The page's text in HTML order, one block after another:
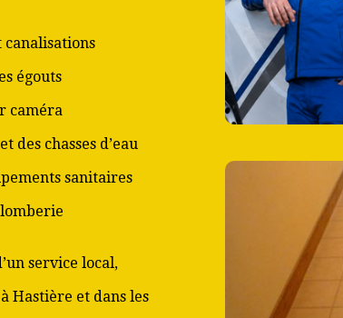
canalisations
égouts
caméra
chasses d’eau
sanitaires
service local,
Hastière et dans les